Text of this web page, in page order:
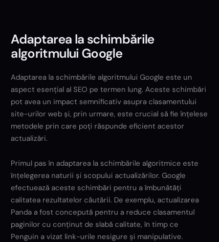
Adaptarea la schimbările
algoritmului Google
Adaptarea la schimbările algoritmului Google este un
aspect esențial al SEO pe termen lung. Aceste schimbări
pot avea un impact semnificativ asupra clasamentului
site-urilor web și, prin urmare, este crucial să fie înțelese
metodele prin care poți răspunde eficient acestor
actualizări.
Primul pas în adaptarea la schimbările algoritmice este
înțelegerea naturii și scopului actualizărilor. Google
efectuează aceste schimbări pentru a îmbunătăți
calitatea rezultatelor căutării. De exemplu, actualizarea
Panda a fost concepută pentru a reduce clasamentul
paginilor cu conținut de slabă calitate, în timp ce
Penguin a vizat link-urile nesigure și manipulative.